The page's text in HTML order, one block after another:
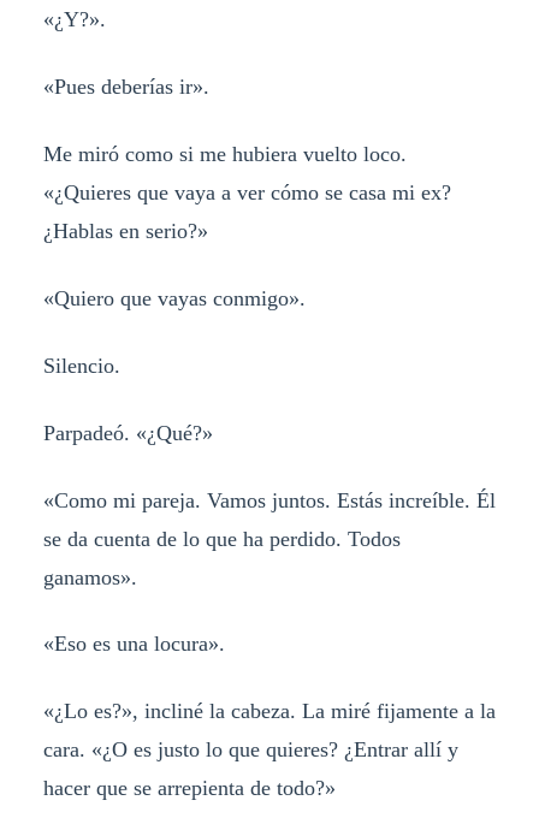
«¿Y?».
«Pues deberías ir».
Me miró como si me hubiera vuelto loco.
«¿Quieres que vaya a ver cómo se casa mi ex?
¿Hablas en serio?»
«Quiero que vayas conmigo».
Silencio.
Parpadeó. «¿Qué?»
«Como mi pareja. Vamos juntos. Estás increíble. Él
se da cuenta de lo que ha perdido. Todos
ganamos».
«Eso es una locura».
«¿Lo es?», incliné la cabeza. La miré fijamente a la
cara. «¿O es justo lo que quieres? ¿Entrar allí y
hacer que se arrepienta de todo?»